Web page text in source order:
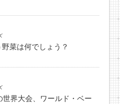
菜は何でしょう？
界大会、ワールド・ベー